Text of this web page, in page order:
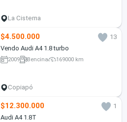
La Cisterna
$4.500.000
13
Vendo Audi A4 1.8 turbo
2009 Bencina 169000 km
Copiapó
$12.300.000
1
Audi A4 1.8T